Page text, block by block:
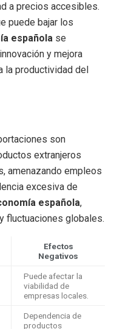
a precios accesibles.
puede bajar los
española se
y mejora
la productividad del
son
extranjeros
amenazando empleos
excesiva de
española,
fluctuaciones globales.
Efectos
Negativos
Puede afectar la
viabilidad de
empresas locales.
Dependencia de
productos